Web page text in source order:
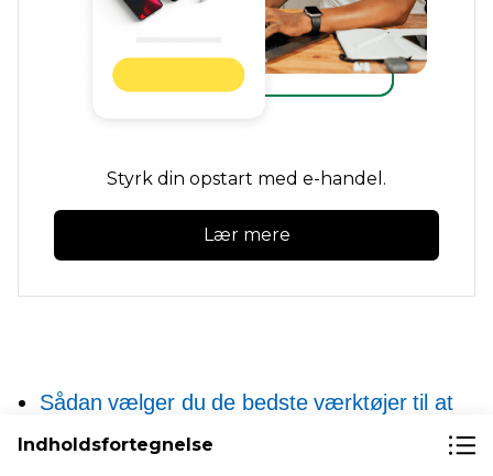
Styrk din opstart med e-handel.
Lær mere
Sådan vælger du de bedste værktøjer til at
hjælpe dig med at starte din opstart
Indholdsfortegnelse